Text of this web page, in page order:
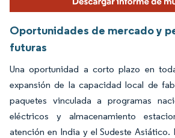
Oportunidades de mercado y
futuras
Una oportunidad a corto plazo en
expansión de la capacidad local de
paquetes vinculada a programas
eléctricos y almacenamiento
atención en India y el Sudeste Asiático.